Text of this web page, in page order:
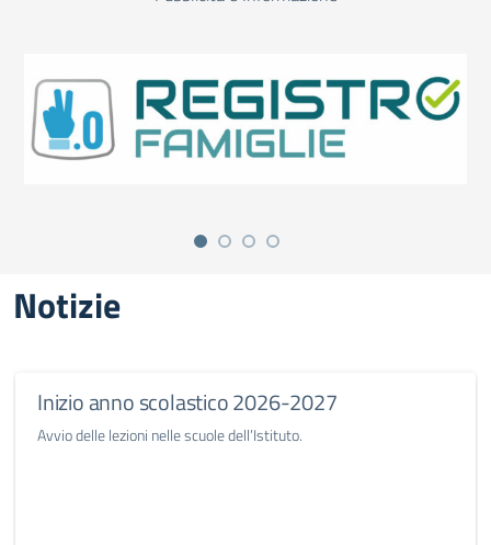
Notizie
Inizio anno scolastico 2026-2027
Avvio delle lezioni nelle scuole dell’Istituto.